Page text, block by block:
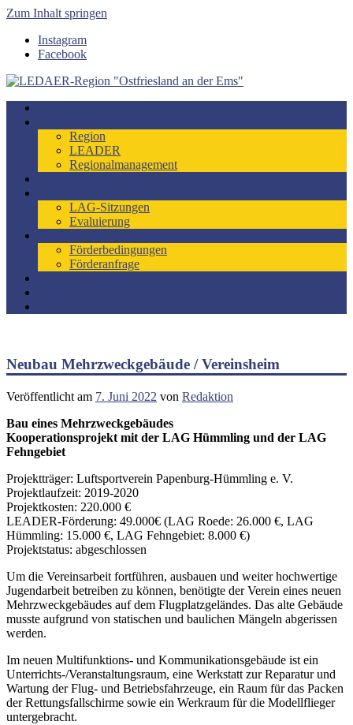
Zum Inhalt springen
Instagram
Facebook
LEDAER-Region "Ostfriesland an der Ems"
Förderzeitraum 2023-2027
Region
LEADER
Regionalmanagement
LAG-Sitzungen
Evaluierung
Förderbedingungen
Förderanfrage
Neubau Mehrzweckgebäude / Vereinsheim
Veröffentlicht am 7. Juni 2022 von Redaktion
Bau eines Mehrzweckgebäudes
Kooperationsprojekt mit der LAG Hümmling und der LAG
Fehngebiet
Projektträger: Luftsportverein Papenburg-Hümmling e. V.
Projektlaufzeit: 2019-2020
Projektkosten: 220.000 €
LEADER-Förderung: 49.000€ (LAG Roede: 26.000 €, LAG
Hümmling: 15.000 €, LAG Fehngebiet: 8.000 €)
Projektstatus: abgeschlossen
Um die Vereinsarbeit fortführen, ausbauen und weiter hochwertige
Jugendarbeit betreiben zu können, benötigte der Verein eines neuen
Mehrzweckgebäudes auf dem Flugplatzgeländes. Das alte Gebäude
musste aufgrund von statischen und baulichen Mängeln abgerissen
werden.
Im neuen Multifunktions- und Kommunikationsgebäude ist ein
Unterrichts-/Veranstaltungsraum, eine Werkstatt zur Reparatur und
Wartung der Flug- und Betriebsfahrzeuge, ein Raum für das Packen
der Rettungsfallschirme sowie ein Werkraum für die Modellflieger
untergebracht.